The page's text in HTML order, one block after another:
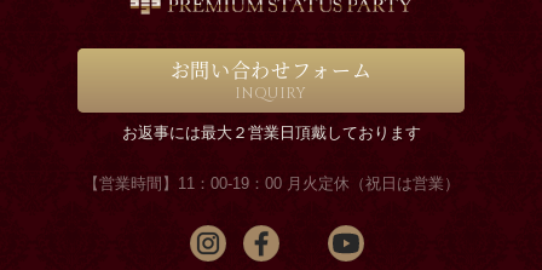
お問い合わせフォーム
INQUIRY
お返事には最大２営業日頂戴しております
【営業時間】11：00-19：00 月火定休（祝日は営業）